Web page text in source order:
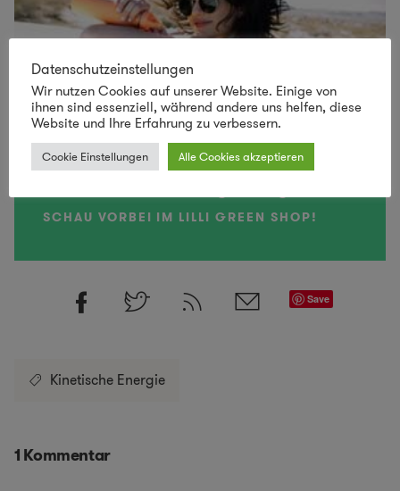
SCHAU VORBEI IM LILLI GREEN SHOP!
Save
Kinetische Energie
1 Kommentar
Datenschutzeinstellungen
Wir nutzen Cookies auf unserer Website. Einige von
ihnen sind essenziell, während andere uns helfen, diese
Website und Ihre Erfahrung zu verbessern.
Cookie Einstellungen Alle Cookies akzeptieren